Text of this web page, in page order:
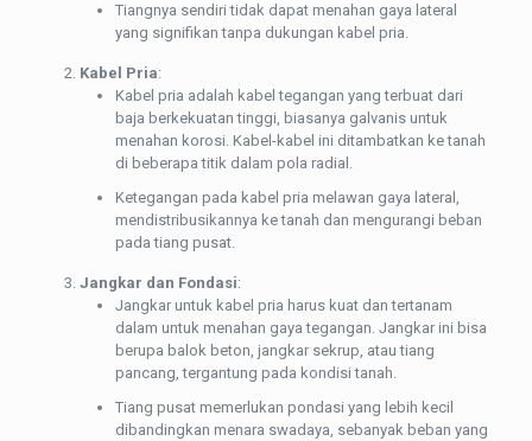
Tiangnya sendiri tidak dapat menahan gaya lateral
yang signifikan tanpa dukungan kabel pria.
Kabel Pria:
Kabel pria adalah kabel tegangan yang terbuat dari
baja berkekuatan tinggi, biasanya galvanis untuk
menahan korosi. Kabel-kabel ini ditambatkan ke tanah
di beberapa titik dalam pola radial.
Ketegangan pada kabel pria melawan gaya lateral,
mendistribusikannya ke tanah dan mengurangi beban
pada tiang pusat.
Jangkar dan Fondasi:
Jangkar untuk kabel pria harus kuat dan tertanam
dalam untuk menahan gaya tegangan. Jangkar ini bisa
berupa balok beton, jangkar sekrup, atau tiang
pancang, tergantung pada kondisi tanah.
Tiang pusat memerlukan pondasi yang lebih kecil
dibandingkan menara swadaya, sebanyak beban yang